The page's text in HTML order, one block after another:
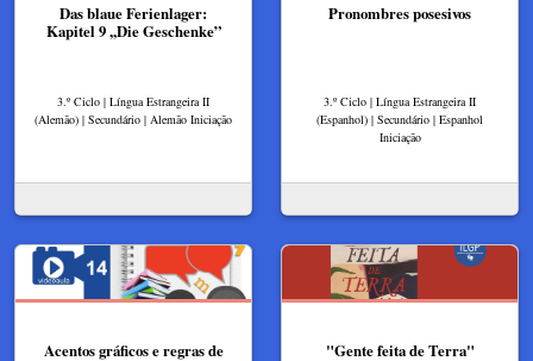
Das blaue Ferienlager:
Kapitel 9 ,,Die Geschenke”
3.º Ciclo | Língua Estrangeira II
(Alemão) | Secundário | Alemão Iniciação
Pronombres posesivos
3.º Ciclo | Língua Estrangeira II
(Espanhol) | Secundário | Espanhol
Iniciação
Acentos gráficos e regras de
"Gente feita de Terra"